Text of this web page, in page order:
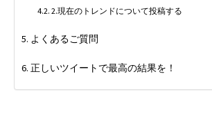
2.現在のトレンドについて投稿する
よくあるご質問
正しいツイートで最高の結果を！